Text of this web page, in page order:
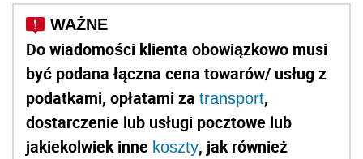
Do wiadomości klienta obowiązkowo musi
być podana łączna cena towarów/ usług z
podatkami, opłatami za transport,
dostarczenie lub usługi pocztowe lub
jakiekolwiek inne koszty, jak również